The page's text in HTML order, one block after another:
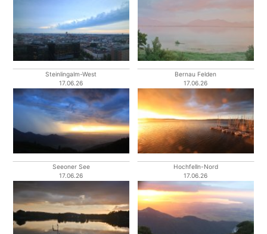
Steinlingalm-West
17.06.26
Bernau Felden
17.06.26
Seeoner See
17.06.26
Hochfelln-Nord
17.06.26